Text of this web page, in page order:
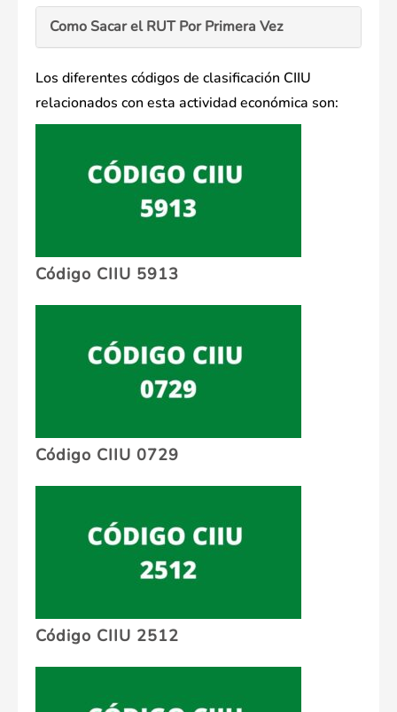
Como Sacar el RUT Por Primera Vez
Los diferentes códigos de clasificación CIIU
relacionados con esta actividad económica son:
Código CIIU 5913
Código CIIU 0729
Código CIIU 2512